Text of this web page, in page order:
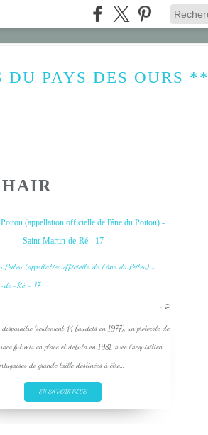
PAYS DES OURS **
(appellation officielle de l'âne du Poitou) -
Saint-Martin-de-Ré - 17
…
(seulement 44 baudets en 1977), un protocole de
fut mis en place et débuta en 1981, avec l’acquisition
de grande taille destinées à être...
EN SAVOIR PLUS